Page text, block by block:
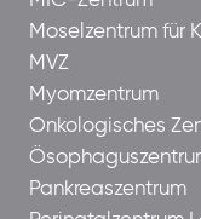
Moselzentrum für
MVZ
Myomzentrum
Onkologisches
Pankreaszentrum